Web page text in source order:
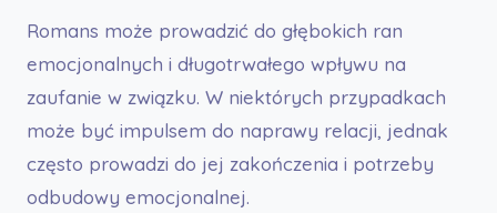
Romans może prowadzić do głębokich ran
emocjonalnych i długotrwałego wpływu na
zaufanie w związku. W niektórych przypadkach
może być impulsem do naprawy relacji, jednak
często prowadzi do jej zakończenia i potrzeby
odbudowy emocjonalnej.